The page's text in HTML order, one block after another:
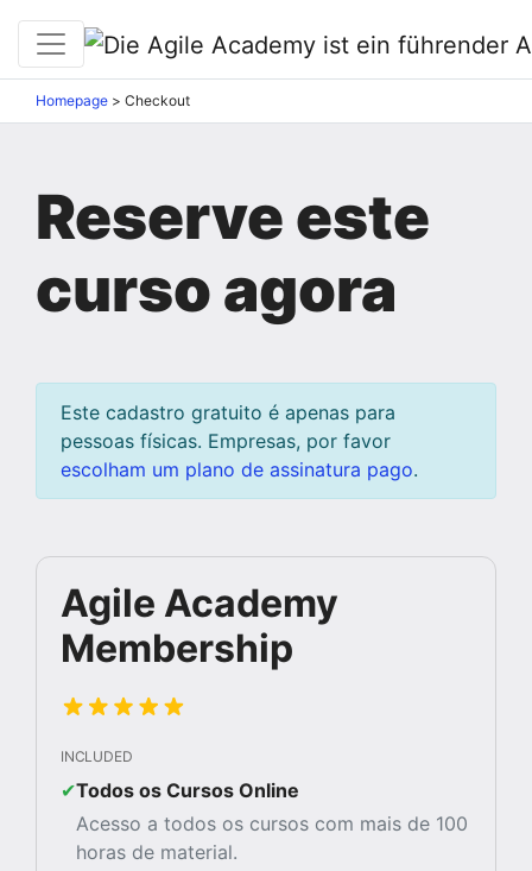
Homepage > Checkout
Reserve este
curso agora
Este cadastro gratuito é apenas para
pessoas físicas. Empresas, por favor
escolham um plano de assinatura pago.
Agile Academy
Membership
INCLUDED
✔︎Todos os Cursos Online
Acesso a todos os cursos com mais de 100
horas de material.